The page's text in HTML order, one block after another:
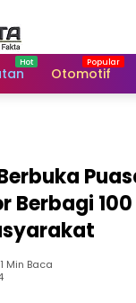
Otomotif
Berbagi
1 Min Baca